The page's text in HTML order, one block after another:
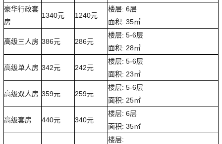
豪华行政套
房
1340元 1240元
楼层: 6层
面积: 35㎡
高级三人房 386元 286元
楼层: 5-6层
面积: 28㎡
高级单人房 342元 242元
楼层: 5-6层
面积: 23㎡
高级双人房 359元 259元
楼层: 5-6层
面积: 25㎡
高级套房 440元 340元
楼层: 6层
面积: 35㎡
楼层: